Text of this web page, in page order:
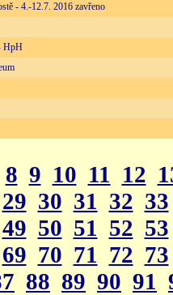
- 4.-12.7. 2016 zavřeno
HpH
8 9 10 11 12
29 30 31 32 33
49 50 51 52 53
69 70 71 72 73
88 89 90 91